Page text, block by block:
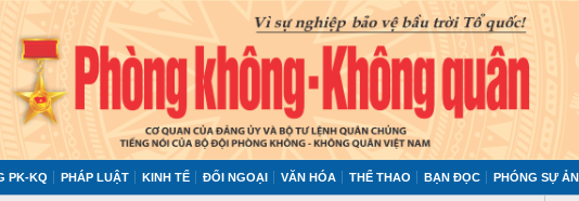
PK-KQ PHÁP LUẬT KINH TẾ ĐỐI NGOẠI VĂN HÓA THỂ THAO BẠN ĐỌC PHÓNG SỰ